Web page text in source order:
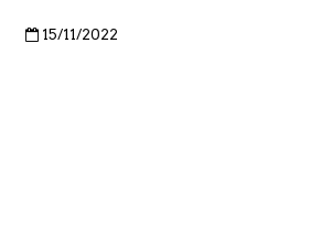
15/11/2022